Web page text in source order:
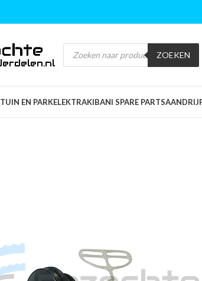
ZOEKEN
TUIN EN PARKELEKTRAKIBANI SPARE PARTS